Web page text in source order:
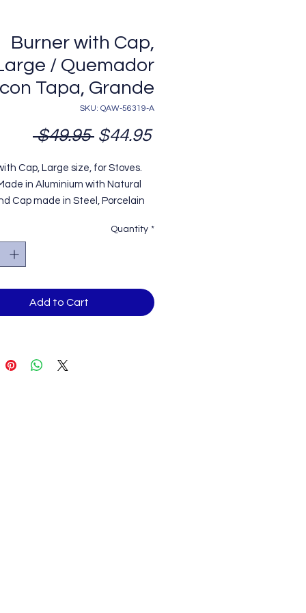
Burner with Cap,
/ Quemador
con Tapa, Grande
SKU: QAW-56319-A
$49.95 Regular
$44.95Sale
Cap, Large size, for Stoves.
in Aluminium with Natural
Cap made in Steel, Porcelain
Kitchen
Whirlpool.
con Tapa, Grande, para
Quemador Fabricado en
de Estufas Acros/Frigidaire
Quantity *
Add to Cart